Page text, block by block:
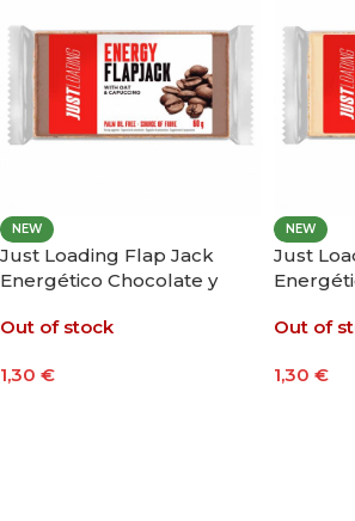
NEW
Just Loading Flap Jack
Energético Chocolate y
Out of stock
1,30 €
NEW
Just
Out of
1,30 €